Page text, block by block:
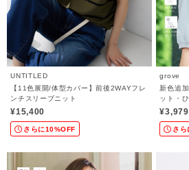
UNTITLED
【11色展開/体型カバー】前後2WAYフレ
ンチスリーブニット
¥15,400
さらに10%OFF
grove
新色追
ット・
ライタ
¥3,979
さら